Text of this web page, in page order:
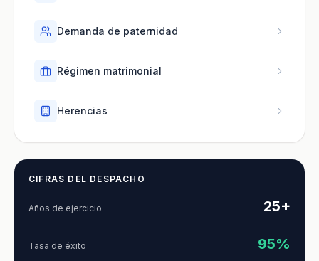
Demanda de paternidad
Régimen matrimonial
Herencias
CIFRAS DEL DESPACHO
Años de ejercicio 25+
Tasa de éxito 95%